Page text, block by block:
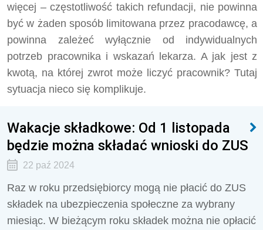
więcej – częstotliwość takich refundacji, nie powinna
być w żaden sposób limitowana przez pracodawcę, a
powinna zależeć wyłącznie od indywidualnych
potrzeb pracownika i wskazań lekarza. A jak jest z
kwotą, na której zwrot może liczyć pracownik? Tutaj
sytuacja nieco się komplikuje.
Wakacje składkowe: Od 1 listopada
będzie można składać wnioski do ZUS
22 paź 2024
Raz w roku przedsiębiorcy mogą nie płacić do ZUS
składek na ubezpieczenia społeczne za wybrany
miesiąc. W bieżącym roku składek można nie opłacić